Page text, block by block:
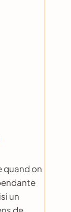
quand on
un